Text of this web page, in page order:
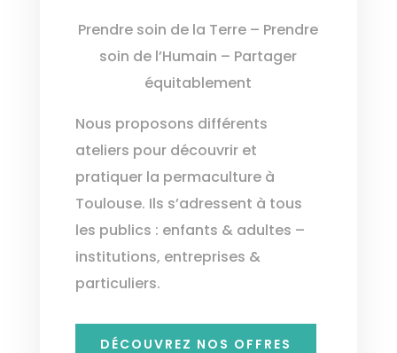
Prendre soin de la Terre – Prendre
soin de l’Humain – Partager
équitablement
Nous proposons différents
ateliers pour découvrir et
pratiquer la permaculture à
Toulouse. Ils s’adressent à tous
les publics : enfants & adultes –
institutions, entreprises &
particuliers.
DÉCOUVREZ NOS OFFRES